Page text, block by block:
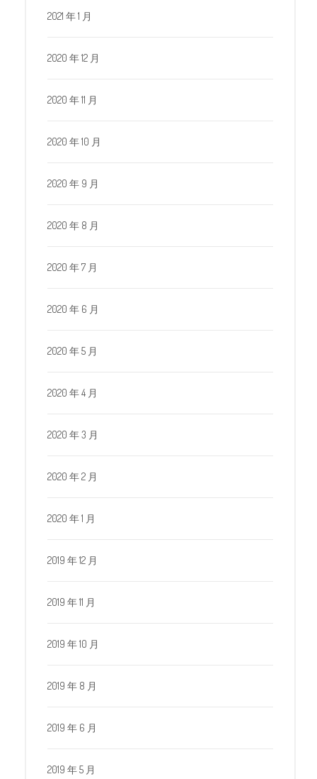
2021 年 1 月
2020 年 12 月
2020 年 11 月
2020 年 10 月
2020 年 9 月
2020 年 8 月
2020 年 7 月
2020 年 6 月
2020 年 5 月
2020 年 4 月
2020 年 3 月
2020 年 2 月
2020 年 1 月
2019 年 12 月
2019 年 11 月
2019 年 10 月
2019 年 8 月
2019 年 6 月
2019 年 5 月